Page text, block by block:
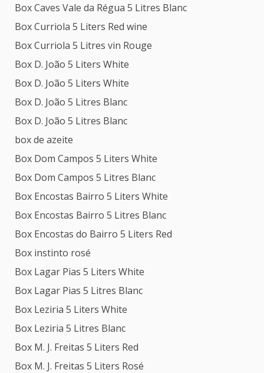
Box Caves Vale da Régua 5 Litres Blanc
Box Curriola 5 Liters Red wine
Box Curriola 5 Litres vin Rouge
Box D. João 5 Liters White
Box D. João 5 Liters White
Box D. João 5 Litres Blanc
Box D. João 5 Litres Blanc
box de azeite
Box Dom Campos 5 Liters White
Box Dom Campos 5 Litres Blanc
Box Encostas Bairro 5 Liters White
Box Encostas Bairro 5 Litres Blanc
Box Encostas do Bairro 5 Liters Red
Box instinto rosé
Box Lagar Pias 5 Liters White
Box Lagar Pias 5 Litres Blanc
Box Leziria 5 Liters White
Box Leziria 5 Litres Blanc
Box M. J. Freitas 5 Liters Red
Box M. J. Freitas 5 Liters Rosé